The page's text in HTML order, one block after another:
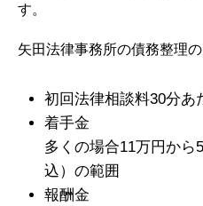
す。
矢田法律事務所の債務整理
初回法律相談料30分あ
着手金
多くの場合11万円から
込）の範囲
報酬金